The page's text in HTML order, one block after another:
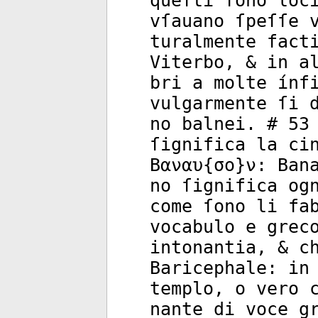
vſauano
turalmente
Viterbo, & in
bri a molte
vulgarmente
no balnei. # 53
ſignifica la
Βαναυ{σο}ν:
no ſignifica
come ſono li
vocabulo e
intonantia, &
Baricephale:
templo, o vero
nante di voce